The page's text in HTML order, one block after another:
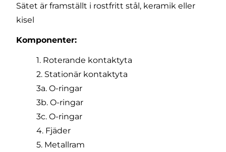
Sätet är framställt i rostfritt stål, keramik eller
kisel
Komponenter:
1. Roterande kontaktyta
2. Stationär kontaktyta
3a. O-ringar
3b. O-ringar
3c. O-ringar
4. Fjäder
5. Metallram